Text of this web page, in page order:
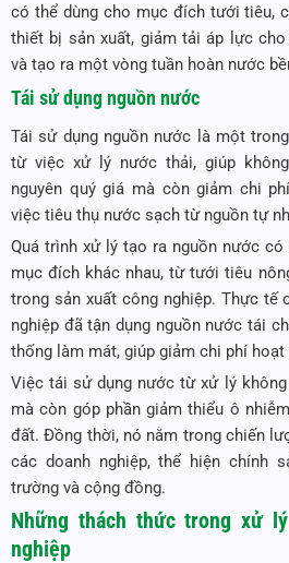
có thể dùng cho mục đích tưới tiêu,
thiết bị sản xuất, giảm tải áp lực
và tạo ra một vòng tuần hoàn nước
Tái sử dụng nguồn nước
Tái sử dụng nguồn nước là một
từ việc xử lý nước thải, giúp
nguyên quý giá mà còn giảm chi
việc tiêu thụ nước sạch từ nguồn tự
Quá trình xử lý tạo ra nguồn nước
mục đích khác nhau, từ tưới tiêu
trong sản xuất công nghiệp. Thực tế
nghiệp đã tận dụng nguồn nước tái
thống làm mát, giúp giảm chi phí
Việc tái sử dụng nước từ xử lý
mà còn góp phần giảm thiểu ô
đất. Đồng thời, nó nằm trong chiến
các doanh nghiệp, thể hiện chính
trường và cộng đồng.
Những thách thức trongxử
nghiệp